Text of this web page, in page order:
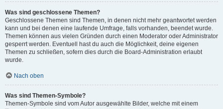
Was sind geschlossene Themen?
Geschlossene Themen sind Themen, in denen nicht mehr geantwortet werden
kann und bei denen eine laufende Umfrage, falls vorhanden, beendet wurde.
Themen können aus vielen Gründen durch einen Moderator oder Administrator
gesperrt werden. Eventuell hast du auch die Möglichkeit, deine eigenen
Themen zu schließen, sofern dies durch die Board-Administration erlaubt
wurde.
Nach oben
Was sind Themen-Symbole?
Themen-Symbole sind vom Autor ausgewählte Bilder, welche mit einem